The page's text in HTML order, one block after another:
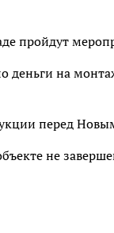
пройдут
деньги на
перед
не